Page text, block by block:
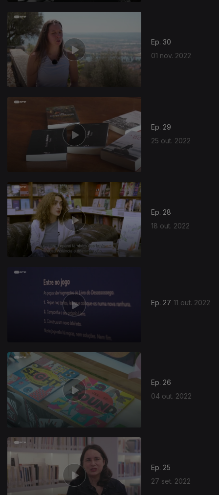
Ep. 30
01 nov. 2022
Ep. 29
25 out. 2022
Ep. 28
18 out. 2022
Ep. 27 11 out. 2022
Ep. 26
04 out. 2022
Ep. 25
27 set. 2022
643016